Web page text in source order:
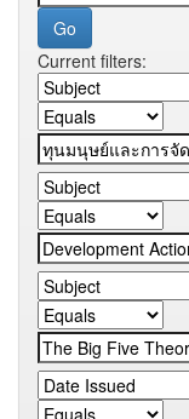
Current filters: